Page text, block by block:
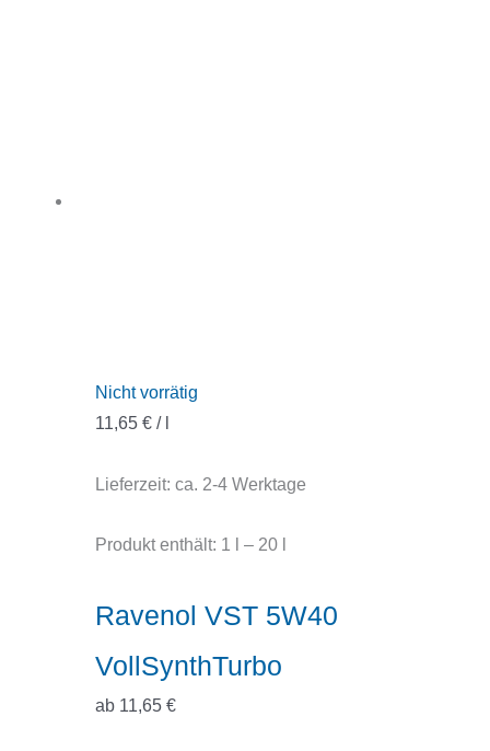
Nicht vorrätig
11,65 €/
Lieferzeit: ca. 2-4 Werktage
Produkt enthält: 1 – 20
Ravenol VST 5W40
VollSynthTurbo
ab 11,65 €